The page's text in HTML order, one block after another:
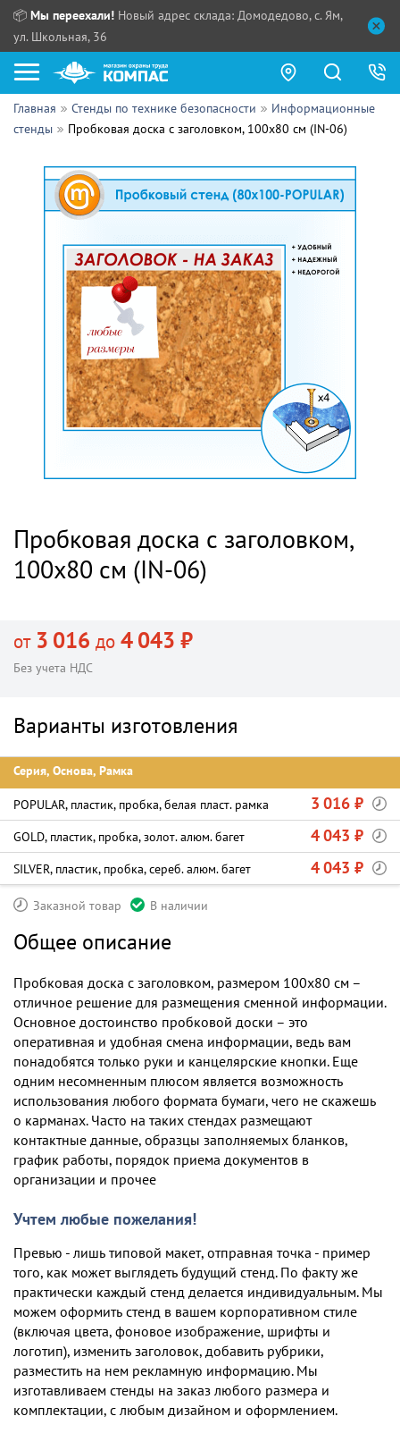
📦 Мы переехали! Новый адрес склада: Домодедово, с. Ям,
ул. Школьная, 36
Как купить?
Сотрудничество
Партнерам
Поставщикам
Контакты
ПН - ЧТ:
Выдача продукции:
Главная Стенды по технике безопасности
Информационные
стенды
Пробковая доска с заголовком, 100х80 см (IN-06)
Пробковая доска с заголовком,
100х80 см (IN-06)
от3 016 до 4 043 ₽
Без учета НДС
Варианты изготовления
Серия, Основа, Рамка
POPULAR, пластик, пробка, белая пласт. рамка 3 016 ₽
GOLD, пластик, пробка, золот. алюм. багет 4 043 ₽
SILVER, пластик, пробка, сереб. алюм. багет 4 043 ₽
Заказной товар В наличии
Общее описание
Пробковая доска с заголовком, размером 100х80 см –
отличное решение для размещения сменной информации.
Основное достоинство пробковой доски – это
оперативная и удобная смена информации, ведь вам
понадобятся только руки и канцелярские кнопки. Еще
одним несомненным плюсом является возможность
использования любого формата бумаги, чего не скажешь
о карманах. Часто на таких стендах размещают
контактные данные, образцы заполняемых бланков,
график работы, порядок приема документов в
организации и прочее
Учтем любые пожелания!
Превью - лишь типовой макет, отправная точка - пример
того, как может выглядеть будущий стенд. По факту же
практически каждый стенд делается индивидуальным. Мы
можем оформить стенд в вашем корпоративном стиле
(включая цвета, фоновое изображение, шрифты и
логотип), изменить заголовок, добавить рубрики,
разместить на нем рекламную информацию. Мы
изготавливаем стенды на заказ любого размера и
комплектации, c любым дизайном и оформлением.